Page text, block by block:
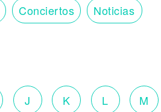
Conciertos Noticias
J K L M